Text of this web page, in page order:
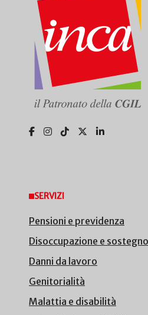
SERVIZI
Pensioni e previdenza
Disoccupazione e
Danni da lavoro
Genitorialità
Malattia e disabilità